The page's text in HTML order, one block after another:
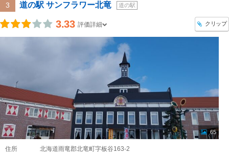
3 道の駅 サンフラワー北竜 道の駅
3.33 評価詳細 クリップ
65
住所 北海道雨竜郡北竜町字板谷163-2